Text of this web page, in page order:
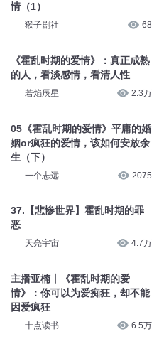
情（1）
猴子剧社 68
《霍乱时期的爱情》：真正成熟
的人，看淡感情，看清人性
若焰辰星 2.3万
05《霍乱时期的爱情》平庸的婚
姻or疯狂的爱情，该如何安放余
生（下）
一个志远 2075
37.【悲惨世界】霍乱时期的罪
恶
天亮宇宙 4.7万
主播亚楠丨《霍乱时期的爱
情》：你可以为爱痴狂，却不能
因爱疯狂
十点读书 6.5万